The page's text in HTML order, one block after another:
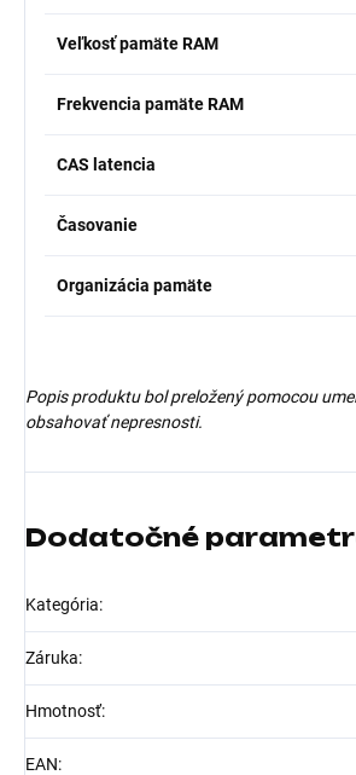
Veľkosť pamäte RAM
Frekvencia pamäte RAM
CAS latencia
Časovanie
Organizácia pamäte
Popis produktu bol preložený pomocou
obsahovať nepresnosti.
Dodatočné
Kategória:
Záruka:
Hmotnosť:
EAN: